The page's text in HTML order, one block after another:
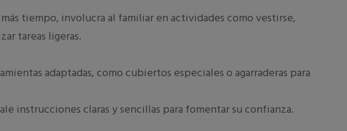
tiempo, involucra al familiar en actividades como vestirse,
tareas ligeras.
adaptadas, como cubiertos especiales o agarraderas para
instrucciones claras y sencillas para fomentar su confianza.